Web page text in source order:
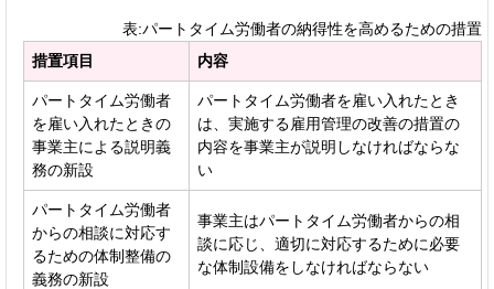
表:パートタイム労働者の納得性を高めるための措置
措置項目
内容
パートタイム労働者
を雇い入れたときの
事業主による説明義
務の新設
パートタイム労働者を雇い入れたとき
は、実施する雇用管理の改善の措置の
内容を事業主が説明しなければならな
い
パートタイム労働者
からの相談に対応す
るための体制整備の
義務の新設
事業主はパートタイム労働者からの相
談に応じ、適切に対応するために必要
な体制設備をしなければならない